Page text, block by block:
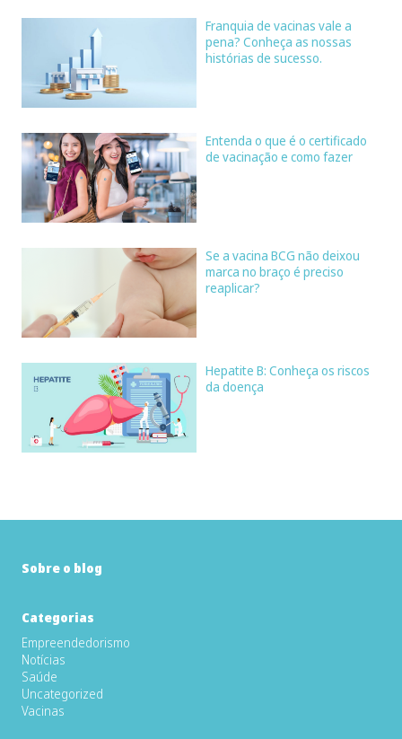
Franquia de vacinas vale a
pena? Conheça as nossas
histórias de sucesso.
Entenda o que é o certificado
de vacinação e como fazer
Se a vacina BCG não deixou
marca no braço é preciso
reaplicar?
Hepatite B: Conheça os riscos
da doença
Sobre o blog
Categorias
Empreendedorismo
Notícias
Saúde
Uncategorized
Vacinas